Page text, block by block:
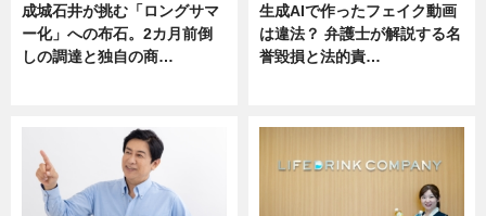
成城石井が挑む「ロングサマ
ー化」への布石。2カ月前倒
しの調達と独自の商…
生成AIで作ったフェイク動画
は違法？ 弁護士が解説する名
誉毀損と法的責…